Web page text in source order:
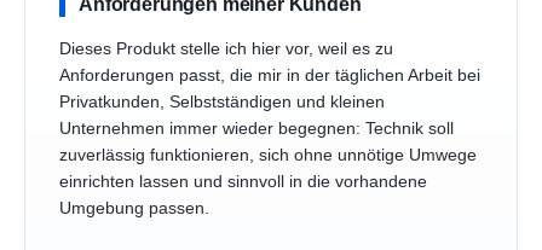
Dieses Produkt stelle ich hier vor, weil es zu
Anforderungen passt, die mir in der täglichen Arbeit bei
Privatkunden, Selbstständigen und kleinen
Unternehmen immer wieder begegnen: Technik soll
zuverlässig funktionieren, sich ohne unnötige Umwege
einrichten lassen und sinnvoll in die vorhandene
Umgebung passen.